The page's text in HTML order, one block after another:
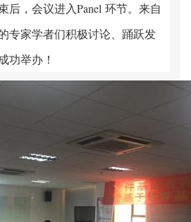
后，会议进入Panel 环节。来自
专家学者们积极讨论、踊跃发
功举办！